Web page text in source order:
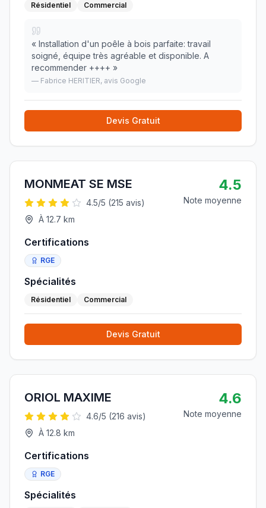
Résidentiel Commercial
« Installation d'un poêle à bois parfaite: travail
soigné, équipe très agréable et disponible. A
recommender ++++ »
— Fabrice HERITIER, avis Google
Devis Gratuit
MONMEAT SE MSE
4.5/5 (215 avis)
À 12.7 km
4.5
Note moyenne
Certifications
RGE
Spécialités
Résidentiel Commercial
Devis Gratuit
ORIOL MAXIME
4.6/5 (216 avis)
À 12.8 km
4.6
Note moyenne
Certifications
RGE
Spécialités